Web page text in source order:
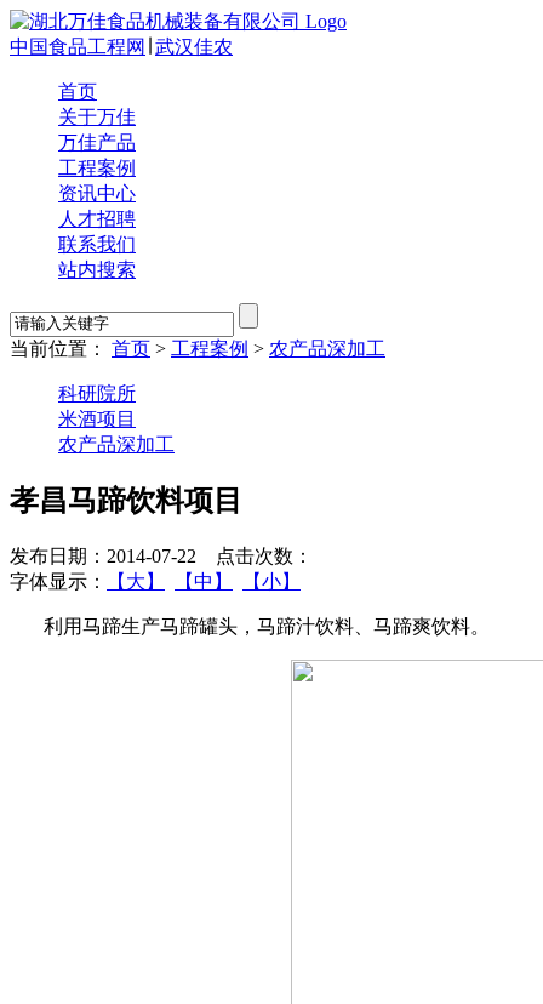
中国食品工程网 武汉佳农
首页
关于万佳
万佳产品
工程案例
资讯中心
人才招聘
联系我们
站内搜索
当前位置： 首页 > 工程案例 > 农产品深加工
科研院所
米酒项目
农产品深加工
孝昌马蹄饮料项目
发布日期：2014-07-22 点击次数：
字体显示：
【大】 【中】 【小】
利用马蹄生产马蹄罐头，马蹄汁饮料、马蹄爽饮料。